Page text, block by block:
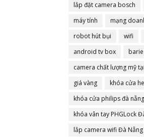
lắp đặt camera bosch
máy tính
mạng
robot hút bụi
wifi
android tv box
camera chất lượng mỹ
giá vàng
khóa cửa
khóa cửa philips đà nẵng
khóa vân tay PHGLock
lắp camera wifi Đà Nẵng